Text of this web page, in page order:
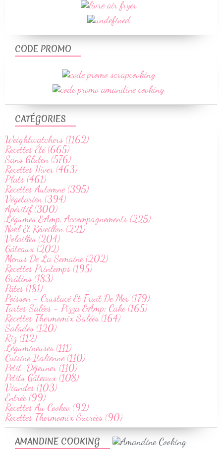
AMANDINE COOKING
CATÉGORIES
Weightwatchers (1162)
Recettes Été (665)
Sans Gluten (576)
Recettes Hiver (463)
Plats (461)
Recettes Automne (395)
Végetarien (394)
Apéritif (300)
Légumes &Amp; Accompagnements (225)
Noël Et Réveillon (221)
Volailles (204)
Gâteaux (202)
Menus De La Semaine (202)
Recettes Printemps (195)
Grâtins (183)
Pâtes (181)
Poisson - Crustacé Et Fruit De Mer (179)
Tartes Salées - Pizza &Amp; Cake (165)
Recettes Thermomix Salées (164)
Salades (120)
Riz (112)
Légumineuses (111)
Cuisine Italienne (110)
Petit-Déjeuner (110)
Petits Gâteaux (108)
Viandes (103)
Entrée (99)
Recettes Au Cookeo (92)
Recettes Thermomix Sucrées (90)
CODE PROMO